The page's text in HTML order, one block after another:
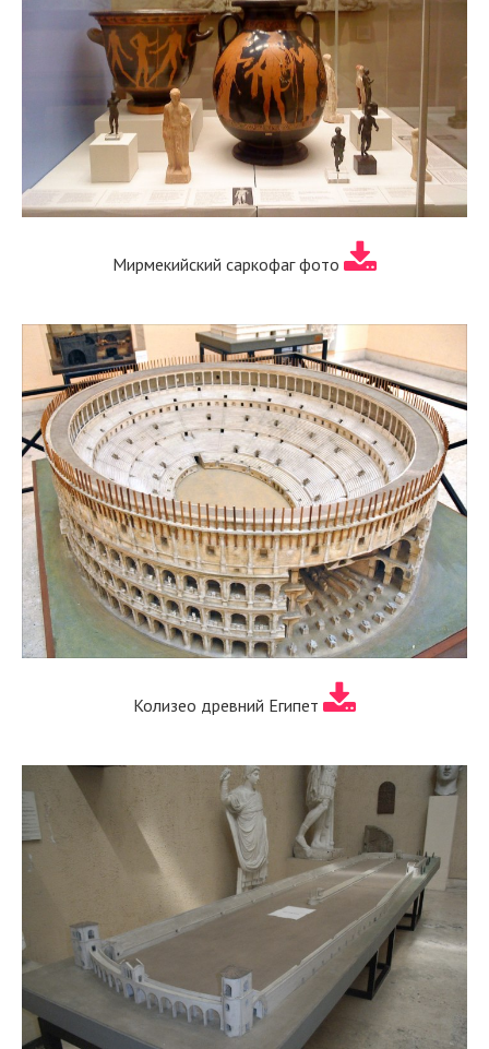
Мирмекийский саркофаг фото
Колизео древний Египет